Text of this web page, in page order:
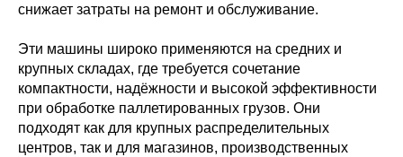
снижает затраты на ремонт и обслуживание.
Эти машины широко применяются на средних и
крупных складах, где требуется сочетание
компактности, надёжности и высокой эффективности
при обработке паллетированных грузов. Они
подходят как для крупных распределительных
центров, так и для магазинов, производственных